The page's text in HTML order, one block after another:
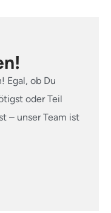
Egal, ob Du
oder Teil
– unser Team ist